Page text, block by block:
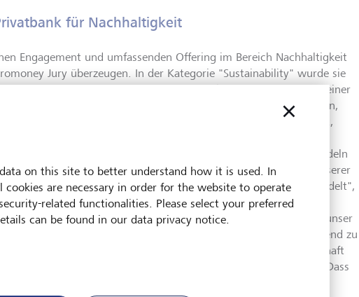
für Nachhaltigkeit
Engagement und umfassenden Offering im Bereich Nachhaltigkeit
Jury überzeugen. In der Kategorie "Sustainability" wurde sie
Welt (sowie in Westeuropa und in Liechtenstein) gekürt. "In einer
ihre Produktepalette um nachhaltige Lösungen erweitern,
ab, dass sie Nachhaltigkeit nicht nur als nettes Extra versteht,
integriert", so die Jury. "Unsere Eigentümerin, die
hat sich schon früh zu nachhaltigem Denken und Handeln
bleiben wir als LGT aus Überzeugung treu – weil es Teil unserer
ist und nicht, weil es sich dabei um einen aktuellen Trend handelt",
Head Sustainable Investing Europe bei der LGT. Ursula
Sustainability Management ergänzt: "Es ist uns sehr wichtig, unser
nachhaltigen Lösungen für unsere Kundinnen und Kunden laufend zu
wollen wir selbst einen positiven Beitrag für Gesellschaft
verfolgen deshalb eine ambitionierte Nachhaltigkeitsstrategie. Dass
on this site to better understand how it is used. In
cookies are necessary in order for the website to operate
related functionalities. Please select your preferred
can be found in our data privacy notice.